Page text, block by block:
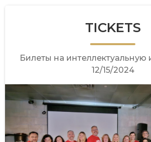
TICKETS
Билеты на интеллектуальную
12/15/2024